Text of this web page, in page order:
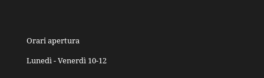
Orari apertura
Lunedì - Venerdì 10-12